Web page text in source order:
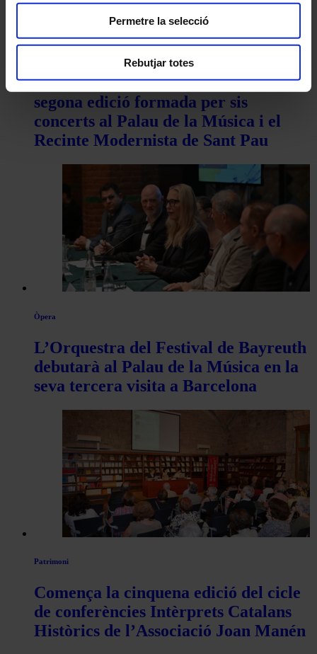
Permetre la selecció
Rebutjar totes
El Sant Pau Festival presenta una
segona edició formada per sis
concerts al Palau de la Música i el
Recinte Modernista de Sant Pau
Òpera
L’Orquestra del Festival de Bayreuth
debutarà al Palau de la Música en la
seva tercera visita a Barcelona
Patrimoni
Comença la cinquena edició del cicle
de conferències Intèrprets Catalans
Històrics de l’Associació Joan Manén